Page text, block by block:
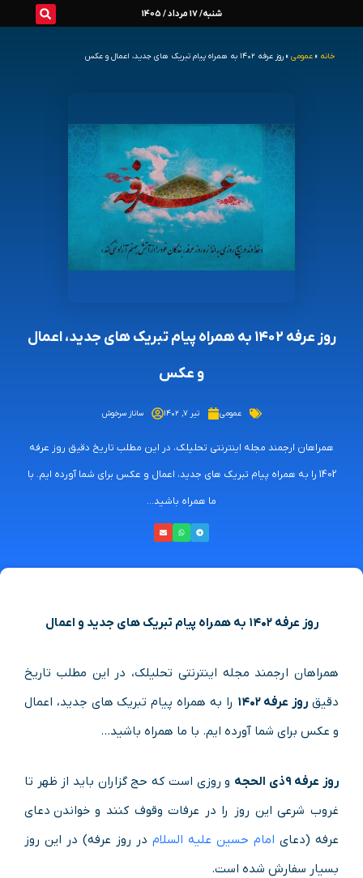
شنبه/ 17 مرداد / 1405
خانه » عمومی » روز عرفه ۱۴۰۲ به همراه پیام تبریک های جدید، اعمال و عکس
روز عرفه ۱۴۰۲ به همراه پیام تبریک های جدید، اعمال
و عکس
عمومی تیر ۷, ۱۴۰۲ ساناز سرخوش
همراهان ارجمند مجله اینترنتی تحلیلک، در این مطلب تاریخ دقیق روز عرفه
1402 را به همراه پیام تبریک های جدید، اعمال و عکس برای شما آورده ایم. با
ما همراه باشید...
روز عرفه ۱۴۰۲ به همراه پیام تبریک های جدید و اعمال
همراهان ارجمند مجله اینترنتی تحلیلک، در این مطلب تاریخ
دقیق روز عرفه ۱۴۰۲
را به همراه پیام تبریک های جدید، اعمال
و عکس برای شما آورده ایم. با ما همراه باشید…
روز عرفه ۹ذی الحجه
و روزی است که حج گزاران باید از ظهر تا
غروب شرعی این روز را در عرفات وقوف کنند و خواندن دعای
عرفه (دعای امام حسین علیه السلام در روز عرفه) در این روز
بسیار سفارش شده است.